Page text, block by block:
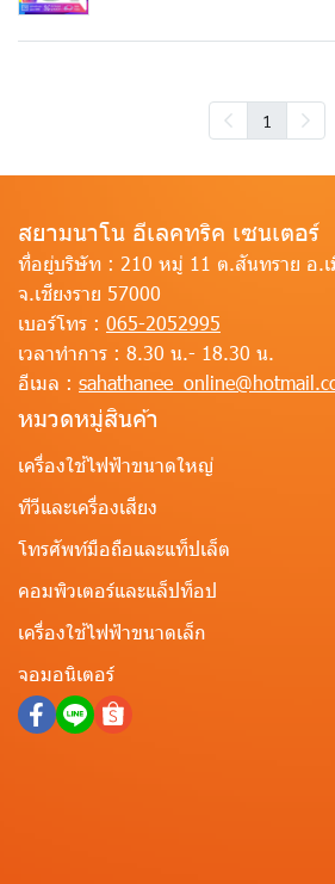
1
สยามนาโน อีเลคทริค เซนเตอร์
ที่อยู่บริษัท : 210 หมู่ 11 ต.สันทราย อ.เ
จ.เชียงราย 57000
เบอร์โทร : 065-2052995
เวลาทำการ : 8.30 น.- 18.30 น.
อีเมล :
หมวดหมู่สินค้า
เครื่องใช้ไฟฟ้าขนาดใหญ่
ทีวีและเครื่องเสียง
โทรศัพท์มือถือและแท็ปเล็ต
คอมพิวเตอร์และแล็ปท็อป
เครื่องใช้ไฟฟ้าขนาดเล็ก
จอมอนิเตอร์